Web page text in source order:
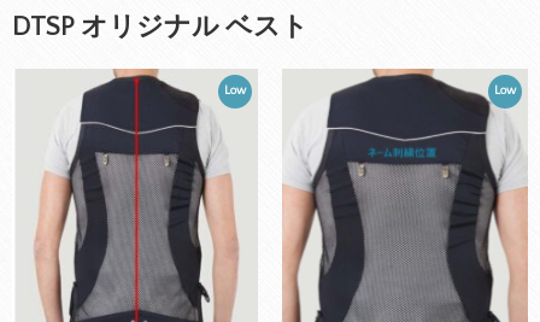
DTSP オリジナル ベスト
Low Low